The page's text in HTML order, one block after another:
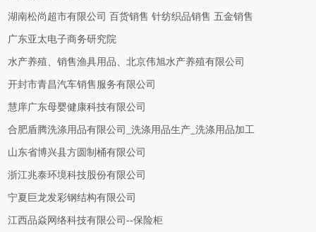
湖南松尚超市有限公司 百货销售 针纺织品销售 五金销售
广东亚太电子商务研究院
水产养殖、销售渔具用品、北京伟旭水产养殖有限公司
开封市青昌汽车销售服务有限公司
慧庠广东母婴健康科技有限公司
合肥盾腾洗涤用品有限公司_洗涤用品生产_洗涤用品加工
山东省博兴县方圆制桶有限公司
浙江兆泰环境科技股份有限公司
宁夏巨龙发彩钢结构有限公司
江西品焱网络科技有限公司--保险柜